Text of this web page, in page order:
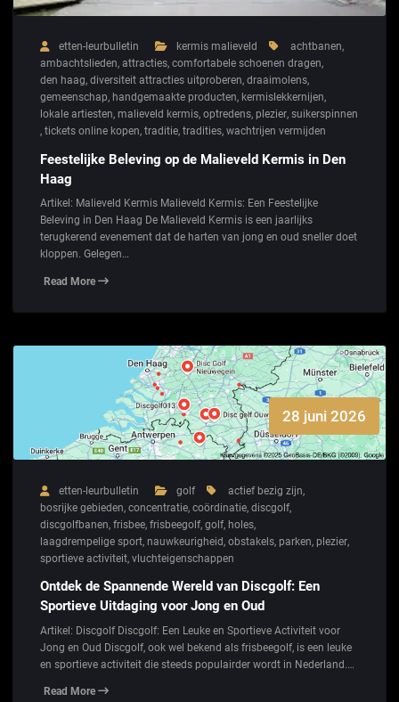
etten-leurbulletin kermis malieveld achtbanen,
ambachtslieden, attracties, comfortabele schoenen dragen,
den haag, diversiteit attracties uitproberen, draaimolens,
gemeenschap, handgemaakte producten, kermislekkernijen,
lokale artiesten, malieveld kermis, optredens, plezier, suikerspinnen
, tickets online kopen, traditie, tradities, wachtrijen vermijden
Feestelijke Beleving op de Malieveld Kermis in Den
Haag
Artikel: Malieveld Kermis Malieveld Kermis: Een Feestelijke
Beleving in Den Haag De Malieveld Kermis is een jaarlijks
terugkerend evenement dat de harten van jong en oud sneller doet
kloppen. Gelegen…
Read More
28 juni 2026
etten-leurbulletin golf actief bezig zijn,
bosrijke gebieden, concentratie, coördinatie, discgolf,
discgolfbanen, frisbee, frisbeegolf, golf, holes,
laagdrempelige sport, nauwkeurigheid, obstakels, parken, plezier,
sportieve activiteit, vluchteigenschappen
Ontdek de Spannende Wereld van Discgolf: Een
Sportieve Uitdaging voor Jong en Oud
Artikel: Discgolf Discgolf: Een Leuke en Sportieve Activiteit voor
Jong en Oud Discgolf, ook wel bekend als frisbeegolf, is een leuke
en sportieve activiteit die steeds populairder wordt in Nederland.…
Read More